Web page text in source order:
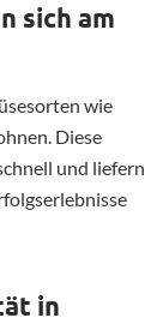
sich am
wie
Diese
und liefern
in